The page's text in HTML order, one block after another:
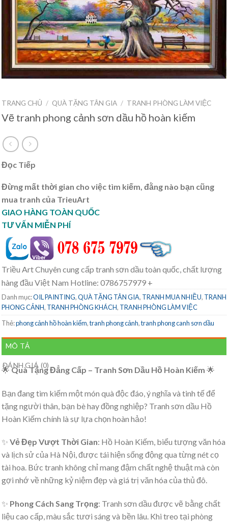
TRANG CHỦ / QUÀ TẶNG TÂN GIA / TRANH PHÒNG LÀM VIỆC
Vẽ tranh phong cảnh sơn dầu hồ hoàn kiếm
Đọc Tiếp
Đừng mất thời gian cho việc tìm kiếm, đằng nào bạn cũng
mua tranh của TrieuArt
GIAO HÀNG TOÀN QUỐC
TƯ VẤN MIỄN PHÍ
Triều Art Chuyên cung cấp tranh sơn dầu toàn quốc, chất lượng
hàng đầu Việt Nam Hotline: 0786757979 +
Danh mục:OIL PAINTING,QUÀ TẶNG TÂN GIA, TRANH MUA NHIỀU, TRANH
PHONG CẢNH, TRANH PHÒNG KHÁCH, TRANH PHÒNG LÀM VIỆC
Thẻ:phong cảnh hồ hoàn kiếm,tranh phong cảnh,tranh phong canh sơn dầu
MÔ TẢ
ĐÁNH GIÁ (0)
🌟Quà Tặng Đẳng Cấp – Tranh Sơn Dầu Hồ Hoàn Kiếm 🌟
Bạn đang tìm kiếm một món quà độc đáo, ý nghĩa và tinh tế để
tặng người thân, bạn bè hay đồng nghiệp? Tranh sơn dầu Hồ
Hoàn Kiếm chính là sự lựa chọn hoàn hảo!
✨ Vẻ Đẹp Vượt Thời Gian: Hồ Hoàn Kiếm, biểu tượng văn hóa
và lịch sử của Hà Nội, được tái hiện sống động qua từng nét cọ
tài hoa. Bức tranh không chỉ mang đậm chất nghệ thuật mà còn
gợi nhớ về những kỷ niệm đẹp và giá trị văn hóa của thủ đô.
✨ Phong Cách Sang Trọng: Tranh sơn dầu được vẽ bằng chất
liệu cao cấp, màu sắc tươi sáng và bền lâu. Khi treo tại phòng